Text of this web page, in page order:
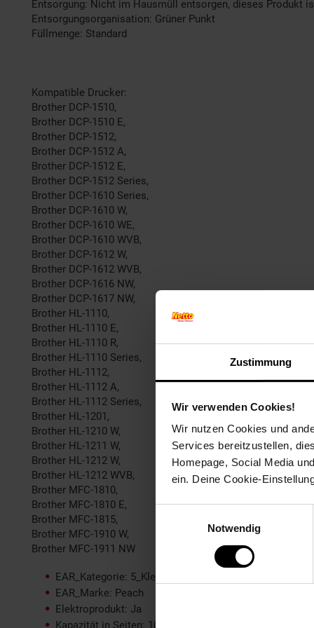
Zustimmung
Wir verwenden Cookies!
Wir nutzen Cookies und
Services bereitzustellen,
Homepage, Social Media
ein. Deine Cookie-
Notwendig
Entsorgung: Nicht im Hausmüll entsorgen, dieses Produkt
Entsorgungsorganisation: Grüner Punkt
Füllmenge: Standard
Kompatible Drucker:
Brother DCP-1510,
Brother DCP-1510 E,
Brother DCP-1512,
Brother DCP-1512 A,
Brother DCP-1512 E,
Brother DCP-1512 Series,
Brother DCP-1610 Series,
Brother DCP-1610 W,
Brother DCP-1610 WE,
Brother DCP-1610 WVB,
Brother DCP-1612 W,
Brother DCP-1612 WVB,
Brother DCP-1616 NW,
Brother DCP-1617 NW,
Brother HL-1110,
Brother HL-1110 E,
Brother HL-1110 R,
Brother HL-1110 Series,
Brother HL-1112,
Brother HL-1112 A,
Brother HL-1112 Series,
Brother HL-1201,
Brother HL-1210 W,
Brother HL-1211 W,
Brother HL-1212 W,
Brother HL-1212 WVB,
Brother MFC-1810,
Brother MFC-1810 E,
Brother MFC-1815,
Brother MFC-1910 W,
Brother MFC-1911 NW
EAR_Kategorie: 5_Kleingeräte
EAR_Marke: Peach
Elektroprodukt: Ja
Kapazität in Seiten: 10000